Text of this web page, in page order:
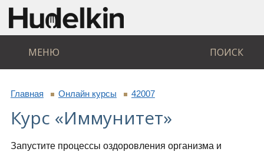
МЕНЮ ПОИСК
Главная Онлайн курсы 42007
Курс «Иммунитет»
Запустите процессы оздоровления организма и